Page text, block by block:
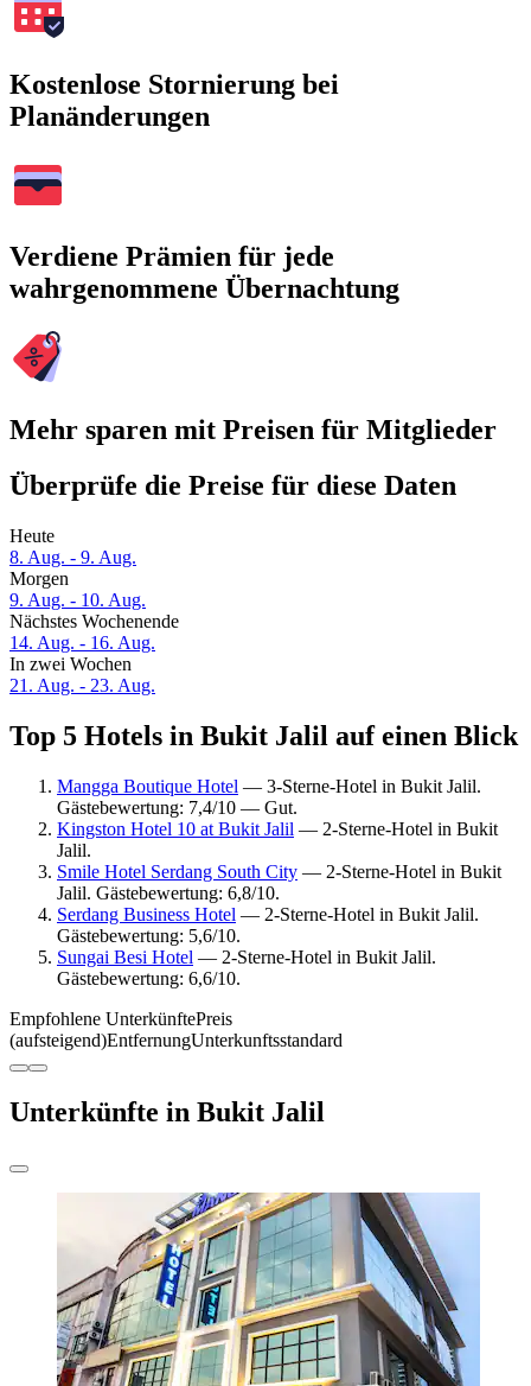
Kostenlose Stornierung bei
Planänderungen
Verdiene Prämien für jede
wahrgenommene Übernachtung
Mehr sparen mit Preisen für Mitglieder
Überprüfe die Preise für diese Daten
Heute
8. Aug. - 9. Aug.
Morgen
9. Aug. - 10. Aug.
Nächstes Wochenende
14. Aug. - 16. Aug.
In zwei Wochen
21. Aug. - 23. Aug.
Top 5 Hotels in Bukit Jalil auf einen Blick
Mangga Boutique Hotel — 3-Sterne-Hotel in Bukit Jalil.
Gästebewertung: 7,4/10 — Gut.
Kingston Hotel 10 at Bukit Jalil — 2-Sterne-Hotel in Bukit
Jalil.
Smile Hotel Serdang South City — 2-Sterne-Hotel in Bukit
Jalil. Gästebewertung: 6,8/10.
Serdang Business Hotel — 2-Sterne-Hotel in Bukit Jalil.
Gästebewertung: 5,6/10.
Sungai Besi Hotel — 2-Sterne-Hotel in Bukit Jalil.
Gästebewertung: 6,6/10.
Empfohlene UnterkünftePreis
(aufsteigend)EntfernungUnterkunftsstandard
Unterkünfte in Bukit Jalil